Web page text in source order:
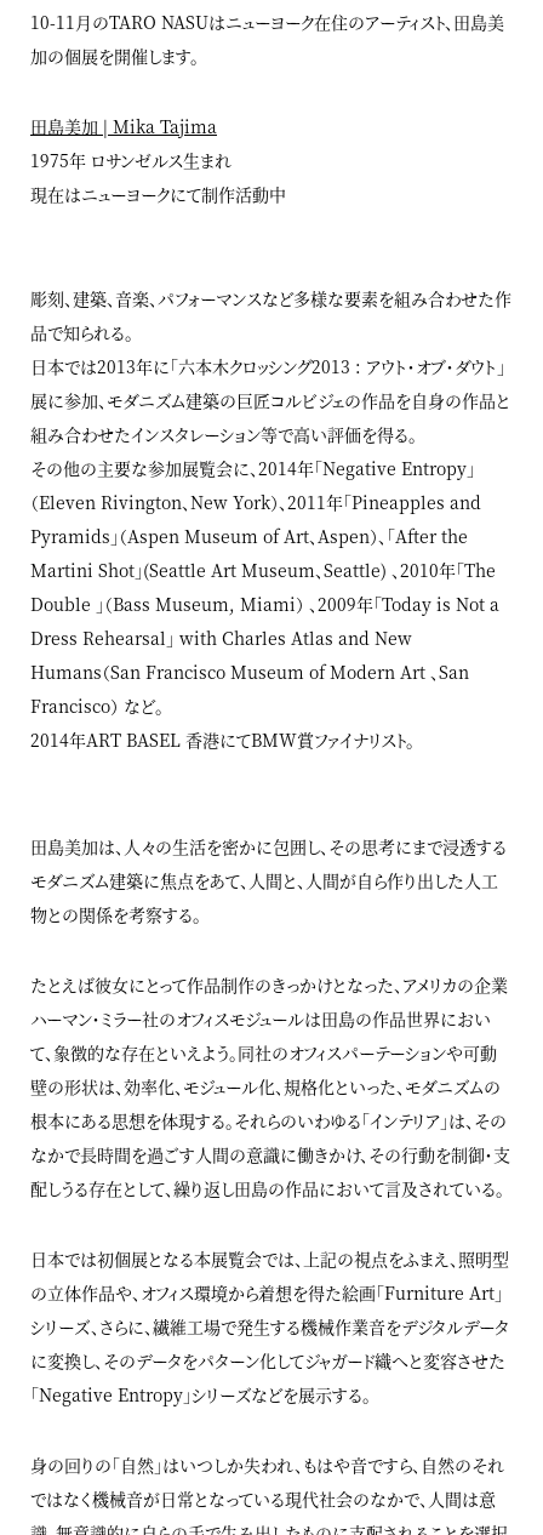
10-11月のTARO NASUはニューヨーク在住のアーティスト、田島美
加の個展を開催します。
田島美加 | Mika Tajima
1975年 ロサンゼルス生まれ
現在はニューヨークにて制作活動中
彫刻、建築、音楽、パフォーマンスなど多様な要素を組み合わせた作
品で知られる。
日本では2013年に「六本木クロッシング2013 : アウト・オブ・ダウト」
展に参加、モダニズム建築の巨匠コルビジェの作品を自身の作品と
組み合わせたインスタレーション等で高い評価を得る。
その他の主要な参加展覧会に、2014年「Negative Entropy」
（Eleven Rivington、New York）、2011年「Pineapples and
Pyramids」（Aspen Museum of Art、Aspen）、「After the
Martini Shot」(Seattle Art Museum、Seattle) 、2010年「The
Double 」（Bass Museum, Miami） 、2009年「Today is Not a
Dress Rehearsal」 with Charles Atlas and New
Humans（San Francisco Museum of Modern Art 、San
Francisco） など。
2014年ART BASEL 香港にてBMW賞ファイナリスト。
田島美加は、人々の生活を密かに包囲し、その思考にまで浸透する
モダニズム建築に焦点をあて、人間と、人間が自ら作り出した人工
物との関係を考察する。
たとえば彼女にとって作品制作のきっかけとなった、アメリカの企業
ハーマン・ミラー社のオフィスモジュールは田島の作品世界におい
て、象徴的な存在といえよう。同社のオフィスパーテーションや可動
壁の形状は、効率化、モジュール化、規格化といった、モダニズムの
根本にある思想を体現する。それらのいわゆる「インテリア」は、その
なかで長時間を過ごす人間の意識に働きかけ、その行動を制御・支
配しうる存在として、繰り返し田島の作品において言及されている。
日本では初個展となる本展覧会では、上記の視点をふまえ、照明型
の立体作品や、オフィス環境から着想を得た絵画「Furniture Art」
シリーズ、さらに、繊維工場で発生する機械作業音をデジタルデータ
に変換し、そのデータをパターン化してジャガード織へと変容させた
「Negative Entropy」シリーズなどを展示する。
身の回りの「自然」はいつしか失われ、もはや音ですら、自然のそれ
ではなく機械音が日常となっている現代社会のなかで、人間は意